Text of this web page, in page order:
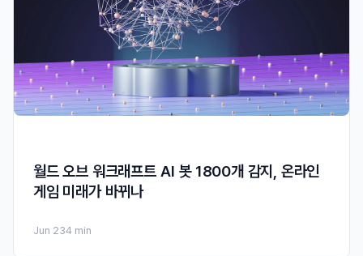
월드 오브 워크래프트 AI 봇 1800개 감지, 온라인
게임 미래가 바뀌나
Jun 234 min